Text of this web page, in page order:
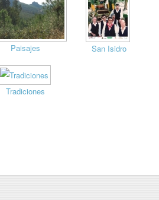
Paisajes San Isidro
Tradiciones